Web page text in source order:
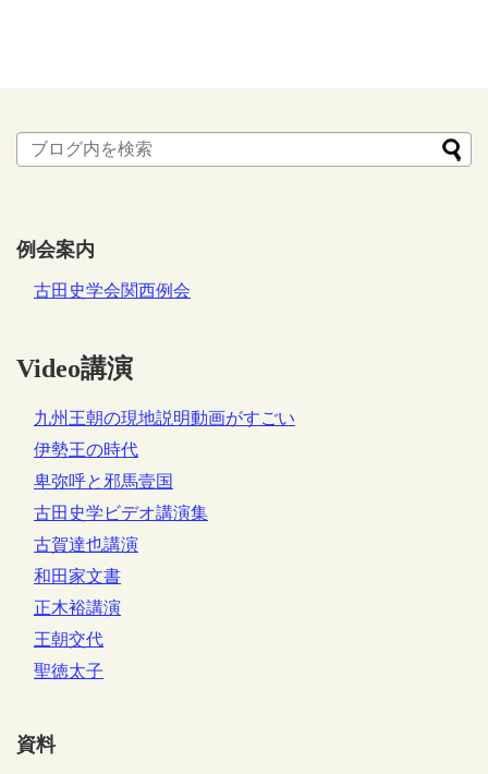
例会案内
古田史学会関西例会
Video講演
九州王朝の現地説明動画がすごい
伊勢王の時代
卑弥呼と邪馬壹国
古田史学ビデオ講演集
古賀達也講演
和田家文書
正木裕講演
王朝交代
聖徳太子
資料